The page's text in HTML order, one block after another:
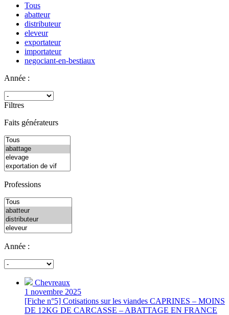
Tous
abatteur
distributeur
eleveur
exportateur
importateur
negociant-en-bestiaux
Année :
Filtres
Faits générateurs
Professions
Année :
Chevreaux
1 novembre 2025
[Fiche n°5] Cotisations sur les viandes CAPRINES – MOINS
DE 12KG DE CARCASSE – ABATTAGE EN FRANCE